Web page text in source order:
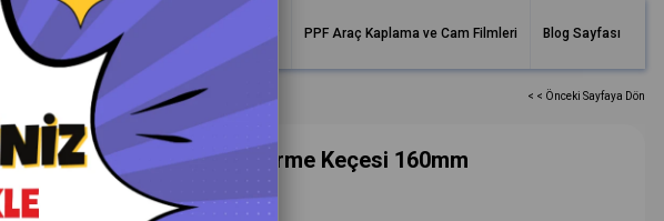
ve Bezler Aksesuarlar ve Makineler PPF Araç Kaplama ve Cam Filmleri Blog Sayfası
< < Önceki Sayfaya Dön
Patchwork Ağır Çizik Giderme Keçesi 160mm
- Hızlı Kargo
ile Ödeme